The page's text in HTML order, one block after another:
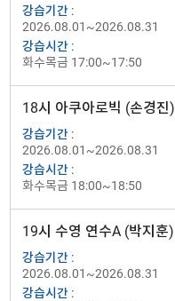
강습기간 :
2026.08.01~2026.08.31
강습시간 :
화수목금 17:00~17:50
18시 아쿠아로빅 (손경진)
강습기간 :
2026.08.01~2026.08.31
강습시간 :
화수목금 18:00~18:50
19시 수영 연수A (박지훈)
강습기간 :
2026.08.01~2026.08.31
강습시간 :